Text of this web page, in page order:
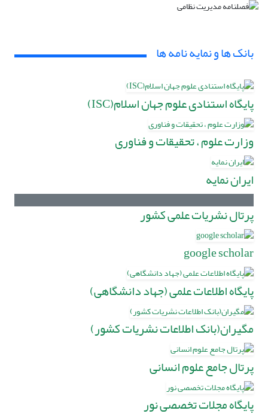
بانک ها و نمایه نامه ها
پایگاه استنادی علوم جهان اسلام(ISC)
وزارت علوم ، تحقیقات و فناوری
ایران نمایه
پرتال نشریات علمی کشور
google scholar
پایگاه اطلاعات علمی (جهاد دانشگاهی)
مگیران(بانک اطلاعات نشریات کشور)
پرتال جامع علوم انسانی
پایگاه مجلات تخصصی نور